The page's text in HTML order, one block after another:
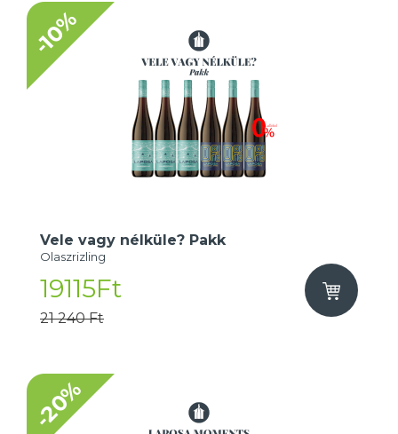
-10%
Vele vagy nélküle? Pakk
Olaszrizling
19115Ft
21 240 Ft
-20%